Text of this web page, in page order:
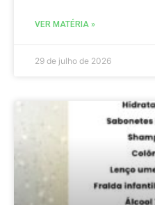
VER MATÉRIA »
29 de julho de 2026